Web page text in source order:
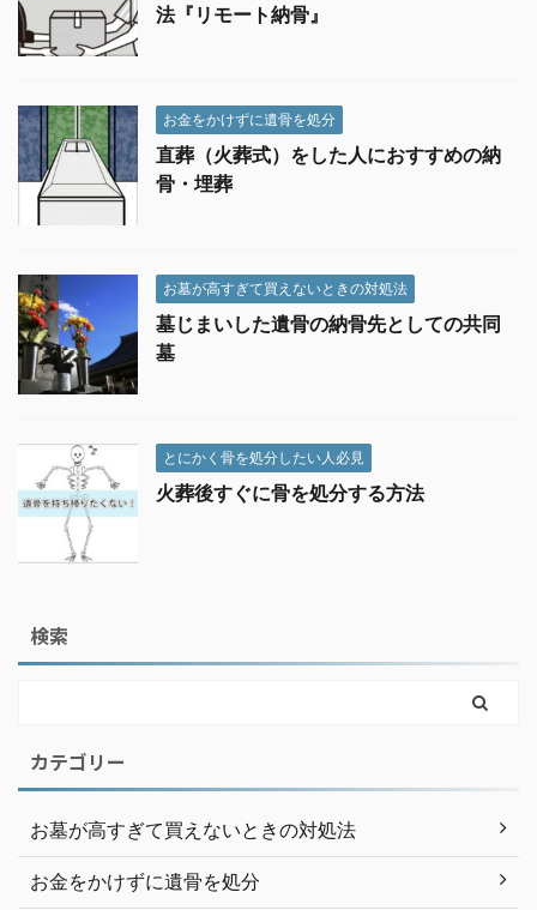
法『リモート納骨』
お金をかけずに遺骨を処分
直葬（火葬式）をした人におすすめの納
骨・埋葬
お墓が高すぎて買えないときの対処法
墓じまいした遺骨の納骨先としての共同
墓
とにかく骨を処分したい人必見
火葬後すぐに骨を処分する方法
検索
カテゴリー
お墓が高すぎて買えないときの対処法
お金をかけずに遺骨を処分